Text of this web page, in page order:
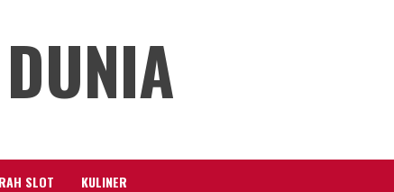
SLOT KULINER